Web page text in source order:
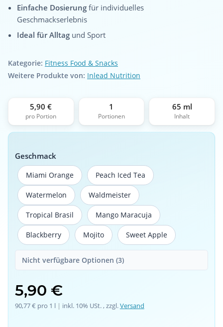
Einfache Dosierung für individuelles
Geschmackserlebnis
Ideal für Alltag und Sport
Kategorie: Fitness Food & Snacks
Weitere Produkte von: Inlead Nutrition
5,90 €
pro Portion
1
Portionen
65 ml
Inhalt
Geschmack
Miami Orange
Miami OrangePeach Iced Tea
Peach Iced Tea
Watermelon
Watermelon Waldmeister
Waldmeister
Tropical BrasilTropical BrasilMango Maracuja
Mango Maracuja
Blackberry
Blackberry Mojito
Mojito Sweet Apple
Sweet Apple
Nicht verfügbare Optionen (3)
5,90 €
90,77 € pro 1 l | inkl. 10% USt. , zzgl.Versand